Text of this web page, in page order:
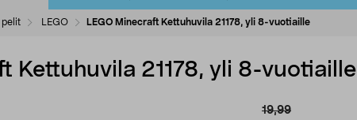
pelit LEGO LEGO Minecraft Kettuhuvila 21178, yli 8-vuotiaille
Kettuhuvila 21178, yli 8-vuotiaille
19,99